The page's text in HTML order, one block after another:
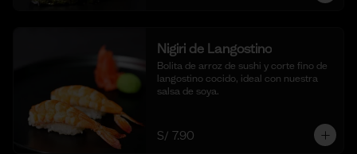
Nigiri de Langostino
Bolita de arroz de sushi y corte fino de
langostino cocido, ideal con nuestra
salsa de soya.
S/ 7.90